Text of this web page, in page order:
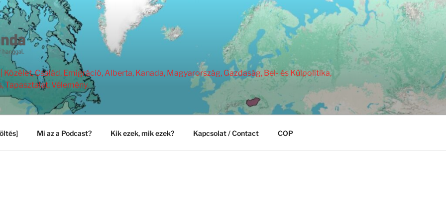
Közélet, Család, Emigráció, Alberta, Kanada, Magyarország, Gazdaság, Bel- és Külpolitika,
Tapasztalat, Vélemény.
Mi az a Podcast? Kik ezek, mik ezek? Kapcsolat / Contact COP